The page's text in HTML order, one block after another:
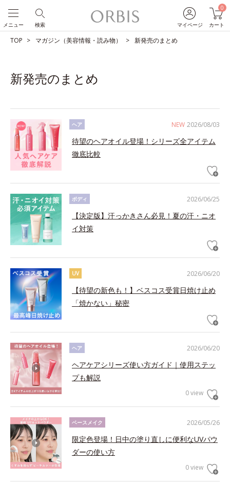
マイページ
0
カート
検索
メニュー
TOP マガジン（美容情報・読み物） 新発売のまとめ
新発売のまとめ
NEW 2026/08/03
ヘア
待望のヘアオイル登場！シリーズ全アイテム
徹底比較
2026/06/25
ボディ
【決定版】汗っかきさん必見！夏の汗・ニオ
イ対策
2026/06/20
UV
【待望の新色も！】ベスコス受賞日焼け止め
「焼かない」秘密
2026/06/20
ヘア
ヘアケアシリーズ使い方ガイド｜使用ステッ
プも解説
0 view
2026/05/26
ベースメイク
限定色登場！日中の塗り直しに便利なUVパウ
ダーの使い方
0 view